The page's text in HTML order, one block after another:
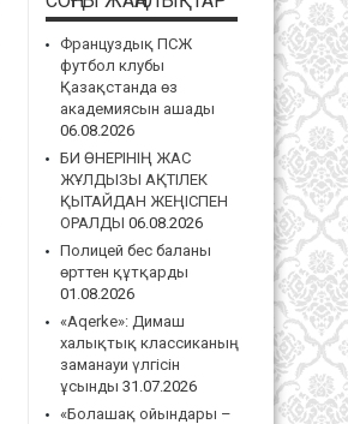
Француздық ПСЖ
футбол клубы
Қазақстанда өз
академиясын ашады
06.08.2026
БИ ӨНЕРІНІҢ ЖАС
ЖҰЛДЫЗЫ АҚТІЛЕК
ҚЫТАЙДАН ЖЕҢІСПЕН
ОРАЛДЫ 06.08.2026
Полицей бес баланы
өрттен құтқарды
01.08.2026
«Aqerke»: Димаш
халықтық классиканың
заманауи үлгісін
ұсынды 31.07.2026
«Болашақ ойындары –